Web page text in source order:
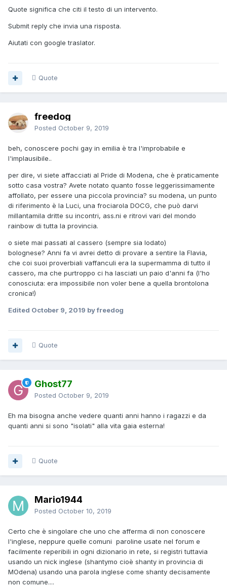
Quote significa che citi il testo di un intervento.
Submit reply che invia una risposta.
Aiutati con google traslator.
Quote
freedog
Posted October 9, 2019
beh, conoscere pochi gay in emilia è tra l'improbabile e
l'implausibile..
per dire, vi siete affacciati al Pride di Modena, che è praticamente
sotto casa vostra? Avete notato quanto fosse leggerissimamente
affollato, per essere una piccola provincia? su modena, un punto
di riferimento è la Luci, una frociarola DOCG, che può darvi
millantamila dritte su incontri, ass.ni e ritrovi vari del mondo
rainbow di tutta la provincia.
o siete mai passati al cassero (sempre sia lodato)
bolognese? Anni fa vi avrei detto di provare a sentire la Flavia,
che coi suoi proverbiali vaffanculi era la supermamma di tutto il
cassero, ma che purtroppo ci ha lasciati un paio d'anni fa (l'ho
conosciuta: era impossibile non voler bene a quella brontolona
cronica!)
Edited October 9, 2019 by freedog
Quote
Ghost77
Posted October 9, 2019
Eh ma bisogna anche vedere quanti anni hanno i ragazzi e da
quanti anni si sono "isolati" alla vita gaia esterna!
Quote
Mario1944
Posted October 10, 2019
Certo che è singolare che uno che afferma di non conoscere
l'inglese, neppure quelle comuni paroline usate nel forum e
facilmente reperibili in ogni dizionario in rete, si registri tuttavia
usando un nick inglese (shantymo cioè shanty in provincia di
MOdena) usando una parola inglese come shanty decisamente
non comune....